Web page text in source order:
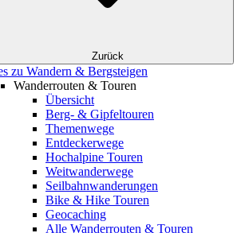
Zurück
zu Wandern & Bergsteigen
Wanderrouten & Touren
Übersicht
Berg- & Gipfeltouren
Themenwege
Entdeckerwege
Hochalpine Touren
Weitwanderwege
Seilbahnwanderungen
Bike & Hike Touren
Geocaching
Alle Wanderrouten & Touren